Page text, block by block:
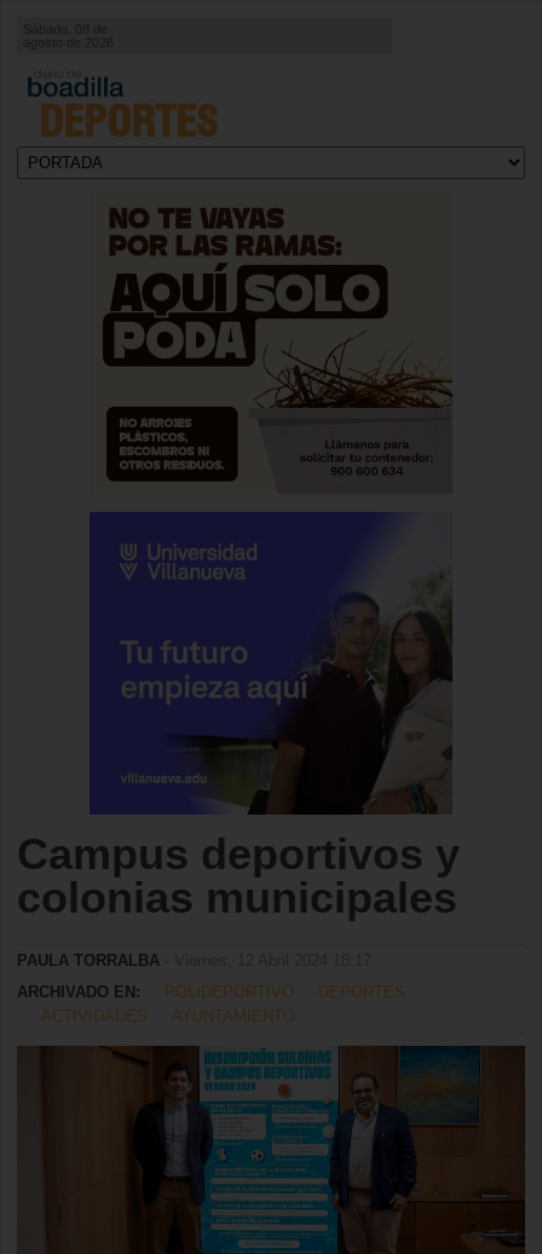
DEPORTES
Sábado, 08 de
agosto de 2026
Campus deportivos y
colonias municipales
PAULA TORRALBA
ARCHIVADO EN:
POLIDEPORTIVO
DEPORTES
ACTIVIDADES
AYUNTAMIENTO